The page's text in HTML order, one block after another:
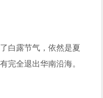
白露节气，依然是夏
完全退出华南沿海。